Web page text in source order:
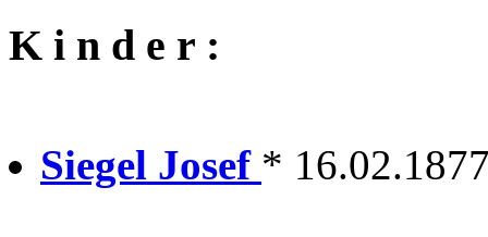
K i n d e r :
Siegel Josef *